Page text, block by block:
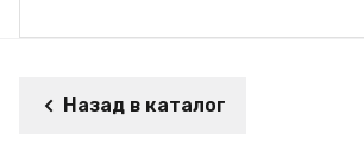
Назад в каталог